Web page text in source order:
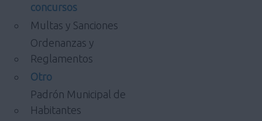
concursos
Multas y Sanciones
Ordenanzas y
Reglamentos
Otro
Padrón Municipal de
Habitantes